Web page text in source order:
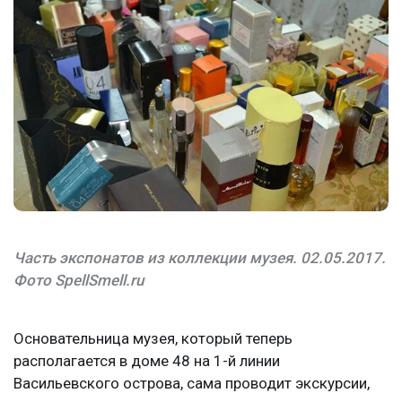
Часть экспонатов из коллекции музея. 02.05.2017.
Фото SpellSmell.ru
Основательница музея, который теперь
располагается в доме 48 на 1-й линии
Васильевского острова, сама проводит экскурсии,